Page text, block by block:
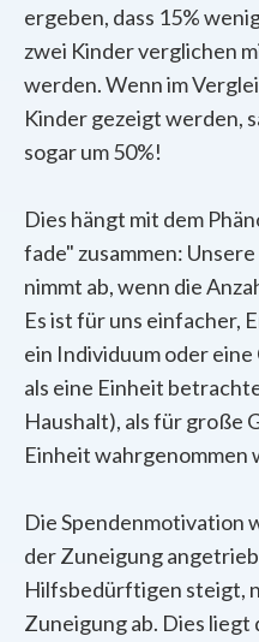
ergeben, dass 15%
zwei Kinder verglichen
werden. Wenn im
Kinder gezeigt werden,
sogar um 50%!
Dies hängt mit dem
fade" zusammen:
nimmt ab, wenn die
Es ist für uns einfacher,
ein Individuum oder
als eine Einheit
Haushalt), als für große
Einheit wahrgenommen
Die Spendenmotivation
der Zuneigung
Hilfsbedürftigen steigt,
Zuneigung ab. Dies liegt